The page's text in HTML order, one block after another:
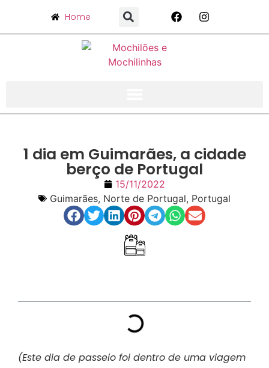
Home
1 dia em Guimarães, a cidade
berço de Portugal
15/11/2022
Guimarães, Norte de Portugal, Portugal
(Este dia de passeio foi dentro de uma viagem